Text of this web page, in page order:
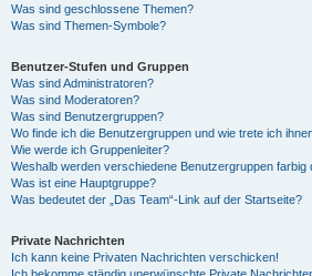
Was sind geschlossene Themen?
Was sind Themen-Symbole?
Benutzer-Stufen und Gruppen
Was sind Administratoren?
Was sind Moderatoren?
Was sind Benutzergruppen?
Wo finde ich die Benutzergruppen und wie trete ich
Wie werde ich Gruppenleiter?
Weshalb werden verschiedene Benutzergruppen farbig
Was ist eine Hauptgruppe?
Was bedeutet der „Das Team“-Link auf der Startseite?
Private Nachrichten
Ich kann keine Privaten Nachrichten verschicken!
Ich bekomme ständig unerwünschte Private